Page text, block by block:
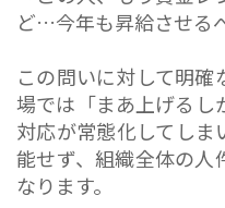
ど…今年も昇給させる
この問いに対して明
場では「まあ上げるし
対応が常態化してしま
能せず、組織全体の人
なります。